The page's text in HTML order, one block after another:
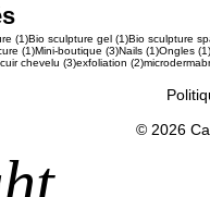
(1)1 post
Bio sculpture gel (1)1 post
Bio sculpture
(1)1 post
Mini-boutique (3)3 posts
Nails (1)1 post
Ongles (1)
2 posts
cuir chevelu (3)3 posts
exfoliation (2)2 posts
© 2026